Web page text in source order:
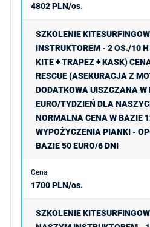
4802 PLN/os.
SZKOLENIE
INSTRUKTOREM - 2 OS./10
KITE + TRAPEZ + KASK)
RESCUE (ASEKURACJA Z
DODATKOWA UISZCZANA W
EURO/TYDZIEŃ DLA
NORMALNA CENA W BAZIE
WYPOŻYCZENIA PIANKI -
BAZIE 50 EURO/6 DNI
1700 PLN/os.
SZKOLENIE